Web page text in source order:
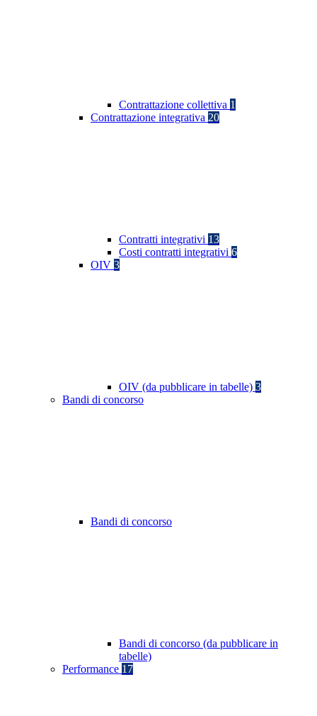
Contrattazione collettiva 1
Contrattazione integrativa 20
Contratti integrativi 13
Costi contratti integrativi 6
OIV 3
OIV (da pubblicare in tabelle) 3
Bandi di concorso
Bandi di concorso
Bandi di concorso (da pubblicare in
tabelle)
Performance 17